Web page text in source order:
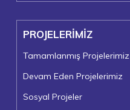
PROJELERİMİZ
Tamamlanmış Projelerimiz
Devam Eden Projelerimiz
Sosyal Projeler